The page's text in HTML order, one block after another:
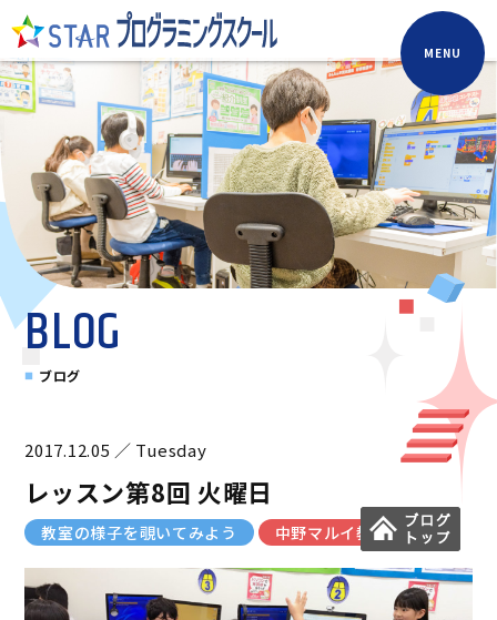
MENU
BLOG
ブログ
2017.12.05 ／ Tuesday
レッスン第8回 火曜日
教室の様子を覗いてみよう 中野マルイ教室